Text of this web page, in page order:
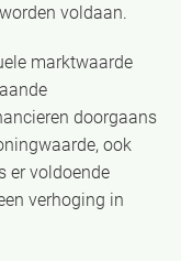
voldaan.
marktwaarde
doorgaans
ook
er voldoende
verhoging in